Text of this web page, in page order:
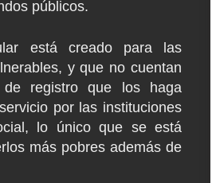
públicos.
está creado para las
y que no cuentan
registro que los haga
por las instituciones
lo único que se está
más pobres además de